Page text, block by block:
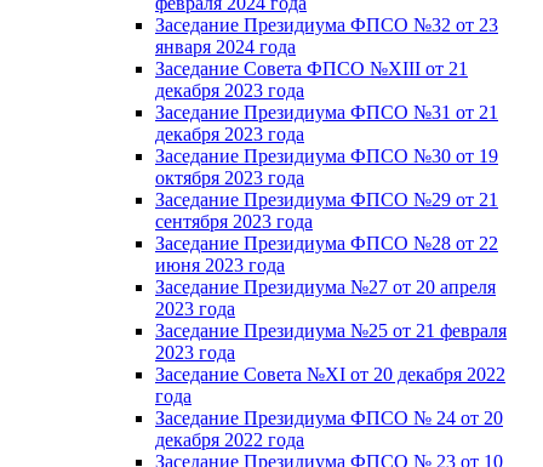
Заседание Президиума ФПСО №32 от 23
января 2024 года
Заседание Совета ФПСО №XIII от 21
декабря 2023 года
Заседание Президиума ФПСО №31 от 21
декабря 2023 года
Заседание Президиума ФПСО №30 от 19
октября 2023 года
Заседание Президиума ФПСО №29 от 21
сентября 2023 года
Заседание Президиума ФПСО №28 от 22
июня 2023 года
Заседание Президиума №27 от 20 апреля
2023 года
Заседание Президиума №25 от 21 февраля
2023 года
Заседание Совета №XI от 20 декабря 2022
года
Заседание Президиума ФПСО № 24 от 20
декабря 2022 года
Заседание Президиума ФПСО № 23 от 10